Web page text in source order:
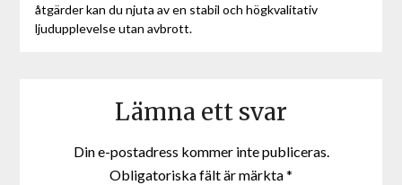
åtgärder kan du njuta av en stabil och högkvalitativ
ljudupplevelse utan avbrott.
Lämna ett svar
Din e-postadress kommer inte publiceras.
Obligatoriska fält är märkta*